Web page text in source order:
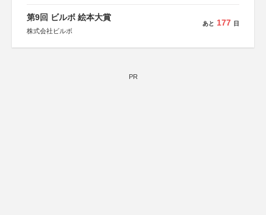
第9回 ビルボ 絵本大賞
株式会社ビルボ
あと 177 日
PR